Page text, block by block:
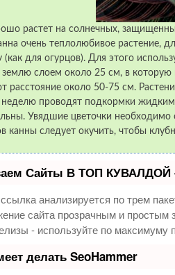
растет на солнечных,
очень теплолюбивое растение,
(как для огурцов). Для этого
слоем около 25 см, в
расстояние около 50-75 см.
неделю проводят подкормки
Увядшие цветочки необходимо
канны следует окучить, чтобы
Сайты В ТОП КУВАЛДОЙ
анализируется по трем
сайта прозрачным и
- используйте по
делать SeoHammer